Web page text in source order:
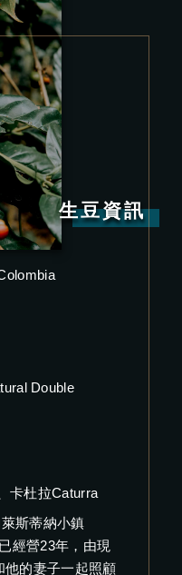
生豆資訊
Double
卡杜拉Caturra
斯蒂納小鎮
經營23年，由現
的妻子一起照顧